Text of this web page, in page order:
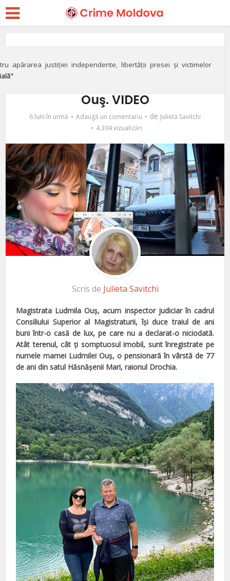
apărarea justiției independente, libertății presei și victimelor
Casa „secretă” a
Ouş. VIDEO
6 luni în urmă Adaugă un comentariu de Julieta Savitchi
4.394 vizualizări
Scris de Julieta Savitchi
Magistrata Ludmila Ouş, acum inspector judiciar în cadrul
Consiliului Superior al Magistraturii, îşi duce traiul de ani
buni într-o casă de lux, pe care nu a declarat-o niciodată.
Atât terenul, cât ţi somptuosul imobil, sunt înregistrate pe
numele mamei Ludmilei Ouş, o pensionarăîn vârstă de 77
de ani din satul Hăsnăşenii Mari, raionul Drochia.